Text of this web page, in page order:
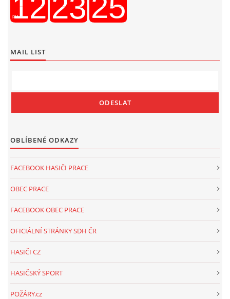
MAIL LIST
OBLÍBENÉ ODKAZY
FACEBOOK HASIČI PRACE
OBEC PRACE
FACEBOOK OBEC PRACE
OFICIÁLNÍ STRÁNKY SDH ČR
HASIČI CZ
HASIČSKÝ SPORT
POŽÁRY.cz